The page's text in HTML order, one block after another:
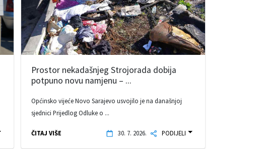
Prostor nekadašnjeg Strojorada dobija
potpuno novu namjenu – ...
Općinsko vijeće Novo Sarajevo usvojilo je na današnjoj
sjednici Prijedlog Odluke o ...
ČITAJ VIŠE 30. 7. 2026. PODIJELI